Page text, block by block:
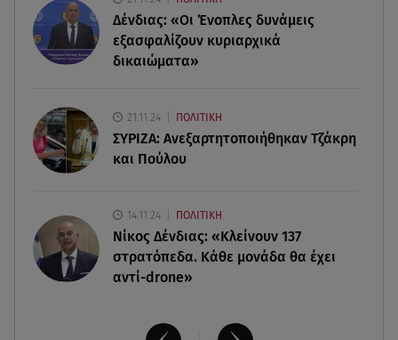
07.08.26 , 18:34
Έξοδος Αυγούστου: Στο 100% η πληρότητα για
Δένδιας: «Οι Ένοπλες δυνάμεις
εξασφαλίζουν κυριαρχικά
δικαιώματα»
21.11.24 ΠΟΛΙΤΙΚΗ
ΣΥΡΙΖΑ: Ανεξαρτητοποιήθηκαν Τζάκρη
και Πούλου
14.11.24 ΠΟΛΙΤΙΚΗ
Νίκος Δένδιας: «Κλείνουν 137
στρατόπεδα. Kάθε μονάδα θα έχει
αντί-drone»